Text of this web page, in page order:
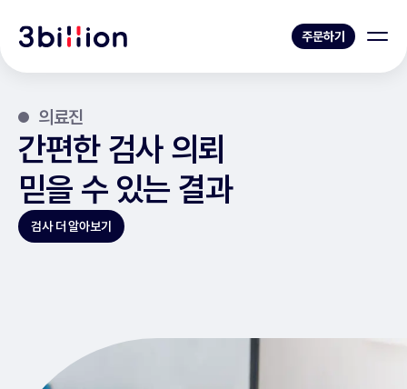
주문하기
의료진
간편한 검사 의뢰
믿을 수 있는 결과
검사 더 알아보기